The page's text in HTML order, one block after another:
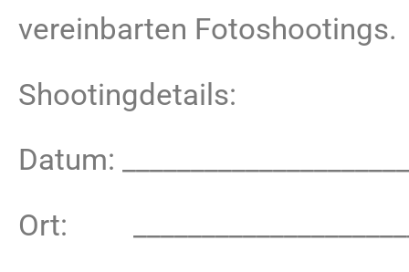
vereinbarten Fotoshootings.
Shootingdetails:
Datum:
Ort: